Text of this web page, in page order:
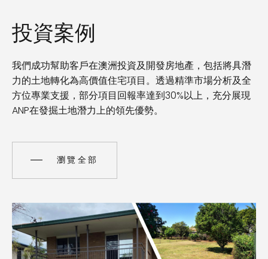
投資案例
我們成功幫助客戶在澳洲投資及開發房地產，包括將具潛
力的土地轉化為高價值住宅項目。透過精準市場分析及全
方位專業支援，部分項目回報率達到30%以上，充分展現
ANP在發掘土地潛力上的領先優勢。
瀏覽全部